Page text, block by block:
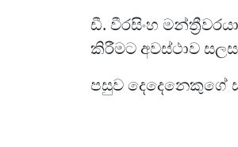
ඩී. වීරසිංහ
කිරීමට අවස්ථාව
පසුව දෙදෙනෙකුගේ